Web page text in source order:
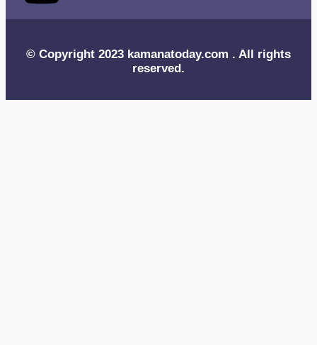
© Copyright 2023 kamanatoday.com . All rights
reserved.